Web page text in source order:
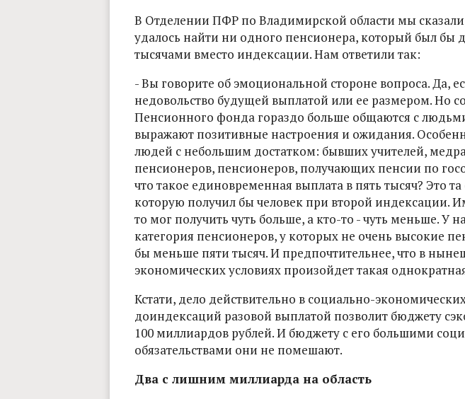
В Отделении ПФР по Владимирской области мы
удалось найти ни одного пенсионера, который был бы
тысячами вместо индексации. Нам ответили так:
- Вы говорите об эмоциональной стороне вопроса. Да,
недовольство будущей выплатой или ее размером. Но
Пенсионного фонда гораздо больше общаются с
выражают позитивные настроения и ожидания.
людей с небольшим достатком: бывших учителей,
пенсионеров, пенсионеров, получающих пенсии по
что такое единовременная выплата в пять тысяч? Это
которую получил бы человек при второй индексации.
то мог получить чуть больше, а кто-то - чуть меньше. У
категория пенсионеров, у которых не очень высокие
бы меньше пяти тысяч. И предпочтительнее, что в
экономических условиях произойдет такая
Кстати, дело действительно в социально-
доиндексаций разовой выплатой позволит бюджету
100 миллиардов рублей. И бюджету с его большими
обязательствами они не помешают.
Два с лишним миллиарда на область